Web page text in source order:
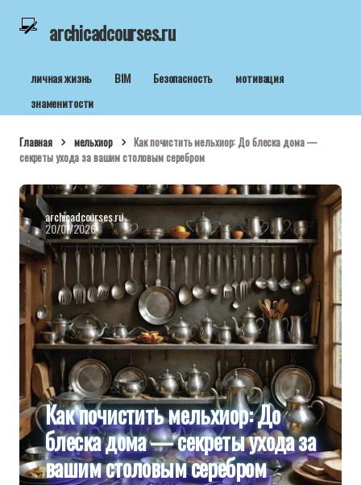
archicadcourses.ru
личная жизнь BIM Безопасность
мотивация
знаменитости
Главная мельхиор
Как почистить мельхиор: До блеска дома —
секреты ухода за вашим столовым серебром
archicadcourses.ru
20/01/2026
Как почистить мельхиор: До
блеска дома — секреты ухода за
вашим столовым серебром